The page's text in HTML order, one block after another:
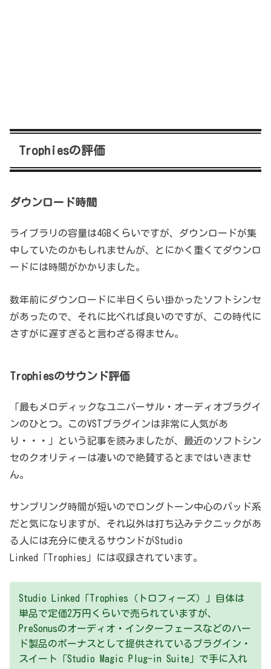
Trophiesの評価
ダウンロード時間
ライブラリの容量は4GBくらいですが、ダウンロードが集
中していたのかもしれませんが、とにかく重くてダウンロ
ードには時間がかかりました。
数年前にダウンロードに半日くらい掛かったソフトシンセ
があったので、それに比べれば良いのですが、この時代に
さすがに遅すぎると言わざる得ません。
Trophiesのサウンド評価
「最もメロディックなユニバーサル・オーディオプラグイ
ンのひとつ。このVSTプラグインは非常に人気があ
り・・・」という記事を読みましたが、最近のソフトシン
セのクオリティーは凄いので絶賛するとまではいきませ
ん。
サンプリング時間が短いのでロングトーン中心のパッド系
だと気になりますが、それ以外は打ち込みテクニックがあ
る人には充分に使えるサウンドがStudio
Linked「Trophies」には収録されています。
Studio Linked「Trophies（トロフィーズ）」自体は
単品で定価2万円くらいで売られていますが、
PreSonusのオーディオ・インターフェースなどのハー
ド製品のボーナスとして提供されているプラグイン・
スイート「Studio Magic Plug-in Suite」で手に入れ